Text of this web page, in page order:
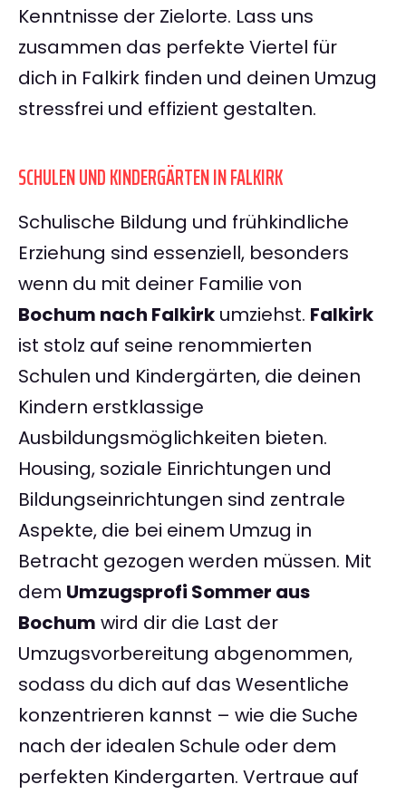
Kenntnisse der Zielorte. Lass uns
zusammen das perfekte Viertel für
dich in Falkirk finden und deinen Umzug
stressfrei und effizient gestalten.
SCHULEN UND KINDERGÄRTEN IN FALKIRK
Schulische Bildung und frühkindliche
Erziehung sind essenziell, besonders
wenn du mit deiner Familie von
Bochum nach Falkirk umziehst. Falkirk
ist stolz auf seine renommierten
Schulen und Kindergärten, die deinen
Kindern erstklassige
Ausbildungsmöglichkeiten bieten.
Housing, soziale Einrichtungen und
Bildungseinrichtungen sind zentrale
Aspekte, die bei einem Umzug in
Betracht gezogen werden müssen. Mit
dem Umzugsprofi Sommer aus
Bochum wird dir die Last der
Umzugsvorbereitung abgenommen,
sodass du dich auf das Wesentliche
konzentrieren kannst – wie die Suche
nach der idealen Schule oder dem
perfekten Kindergarten. Vertraue auf